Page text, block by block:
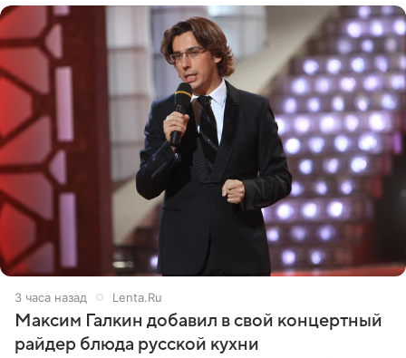
3 часа назад Lenta.Ru
Максим Галкин добавил в свой концертный
райдер блюда русской кухни